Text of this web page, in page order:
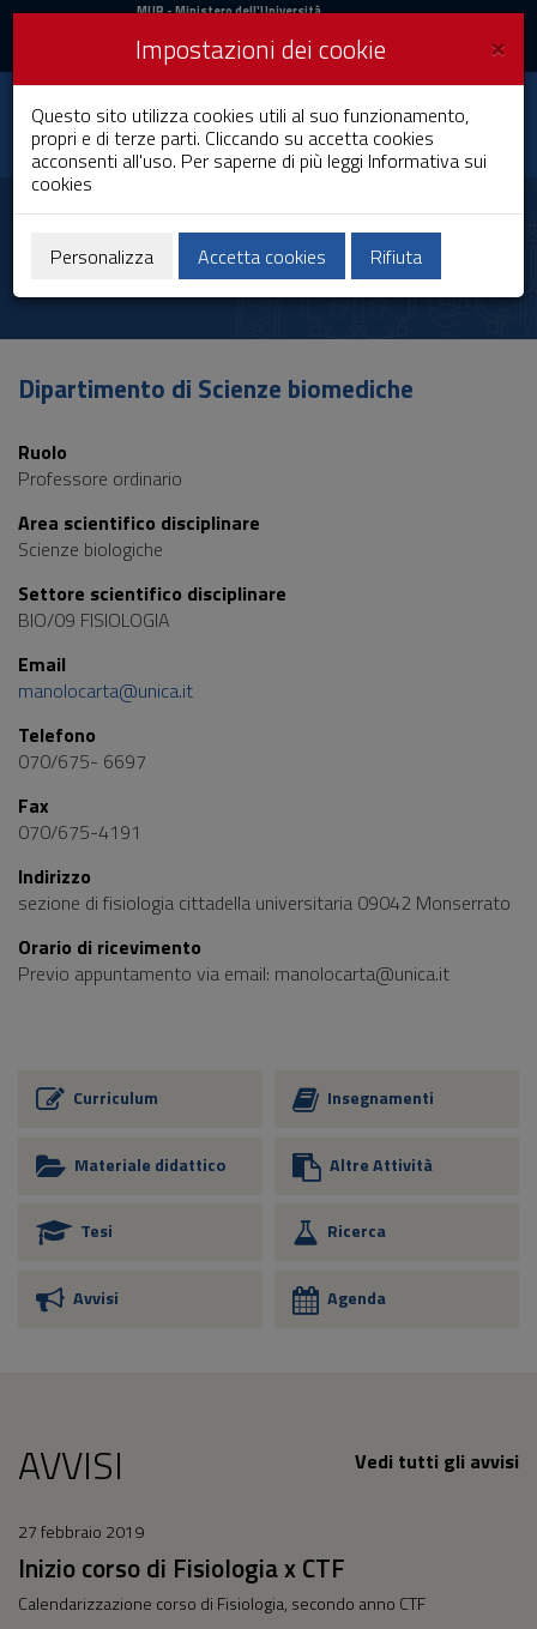
Vai
al
navigazione
sito
al
MIUR
Accedi
MUR- Ministero dell'Università
Accedi UniCA News
Toggle
navigation
Università degli
Studi di Cagliari
Manolo Carta
Dipartimento di Scienze biomediche
Ruolo
Professore ordinario
Area scientifico disciplinare
Scienze biologiche
Settore scientifico disciplinare
BIO/09 FISIOLOGIA
Email
manolocarta@unica.it
Telefono
070/675- 6697
Fax
070/675-4191
Indirizzo
sezione di fisiologia cittadella universitaria 09042 Monserrato
Orario di ricevimento
Previo appuntamento via email: manolocarta@unica.it
Curriculum Insegnamenti
Materiale didattico Altre Attività
Tesi Ricerca
Avvisi Agenda
AVVISI Vedi tutti gli avvisi
27 febbraio 2019
Inizio corso di Fisiologia x CTF
Calendarizzazione corso di Fisiologia, secondo anno CTF
×
Impostazioni dei cookie
Questo sito utilizza cookies utili al suo funzionamento,
propri e di terze parti. Cliccando su accetta cookies
acconsenti all'uso. Per saperne di più leggi Informativa sui
cookies
Personalizza Accetta cookies Rifiuta